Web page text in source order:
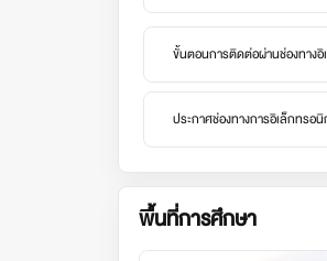
ขั้นตอนการติดต่อผ่านช่องทาง
ประกาศช่องทางการอิเล็กทร
พื้นที่การศึกษา